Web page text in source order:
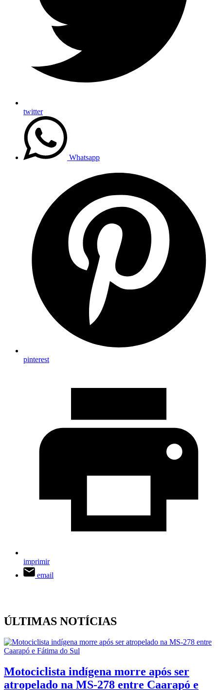
twitter
Whatsapp
pinterest
imprimir
email
ÚLTIMAS NOTÍCIAS
Motociclista indígena morre após ser
atropelado na MS-278 entre Caarapó e